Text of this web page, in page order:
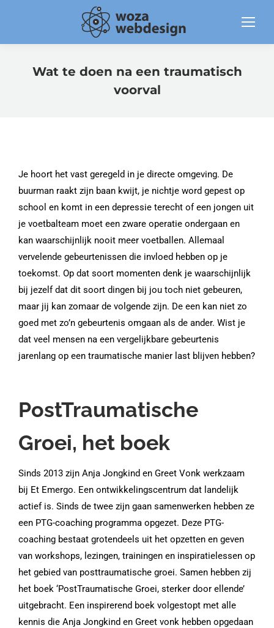
Wat te doen na een traumatisch
voorval
Je hoort het vast geregeld in je directe omgeving. De
buurman raakt zijn baan kwijt, je nichtje word gepest op
school en komt in een depressie terecht of een jongen uit
je voetbalteam moet een zware operatie ondergaan en
kan waarschijnlijk nooit meer voetballen. Allemaal
vervelende gebeurtenissen die invloed hebben op je
toekomst. Op dat soort momenten denk je waarschijnlijk
bij jezelf dat dit soort dingen bij jou toch niet gebeuren,
maar jij kan zomaar de volgende zijn. De een kan niet zo
goed met zo’n gebeurtenis omgaan als de ander. Wist je
dat veel mensen na een vergelijkbare gebeurtenis
jarenlang op een traumatische manier last blijven hebben?
PostTraumatische
Groei, het boek
Sinds 2013 zijn Anja Jongkind en Greet Vonk werkzaam
bij Et Emergo. Een ontwikkelingscentrum dat landelijk
actief is. Sinds de twee zijn gaan samenwerken hebben ze
een PTG-coaching programma opgezet. Deze PTG-
coaching bestaat grotendeels uit het opzetten en geven
van workshops, lezingen, trainingen en inspiratielessen op
het gebied van posttraumatische groei. Samen hebben zij
het boek ‘PostTraumatische Groei, sterker door ellende’
uitgebracht. Een inspirerend boek volgestopt met alle
kennis die Anja Jongkind en Greet vonk hebben opgedaan